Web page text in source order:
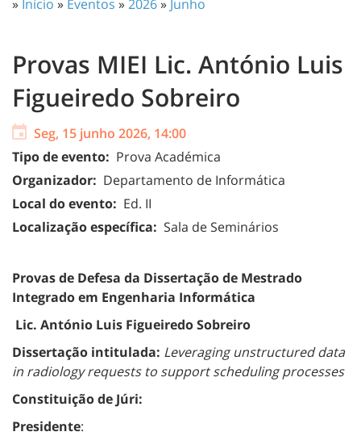
» Início » Eventos »2026» Junho
Provas MIEI Lic. António Luis
Figueiredo Sobreiro
Seg, 15 junho 2026, 14:00
Tipo de evento: Prova Académica
Organizador: Departamento de Informática
Local do evento: Ed. II
Localização específica: Sala de Seminários
Provas de Defesa da Dissertação de Mestrado
Integrado em Engenharia Informática
Lic. António Luis Figueiredo Sobreiro
Dissertação intitulada: Leveraging unstructured data
in radiology requests to support scheduling processes
Constituição de Júri:
Presidente: